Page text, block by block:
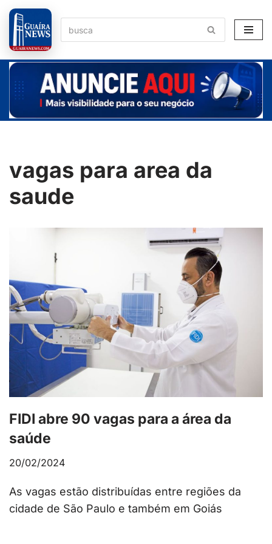
Pular
para
o
conteúdo
vagas para area da
saude
FIDI abre 90 vagas para a área da
saúde
20/02/2024
As vagas estão distribuídas entre regiões da
cidade de São Paulo e também em Goiás